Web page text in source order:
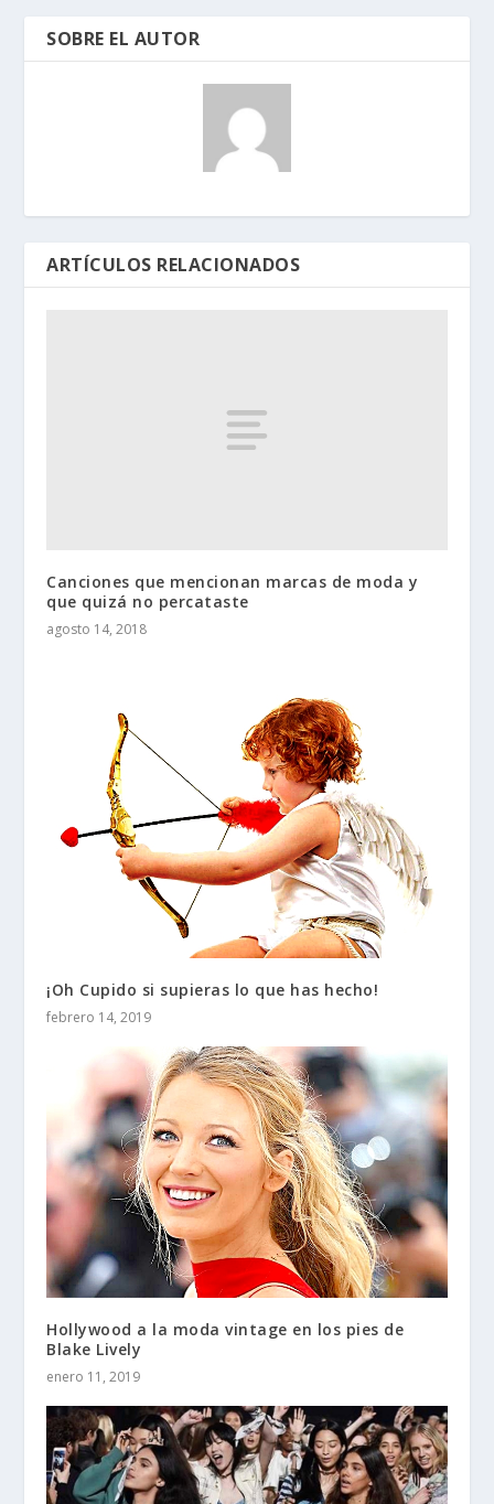
SOBRE EL AUTOR
ARTÍCULOS RELACIONADOS
Canciones que mencionan marcas de moda y
que quizá no percataste
agosto 14, 2018
¡Oh Cupido si supieras lo que has hecho!
febrero 14, 2019
Hollywood a la moda vintage en los pies de
Blake Lively
enero 11, 2019